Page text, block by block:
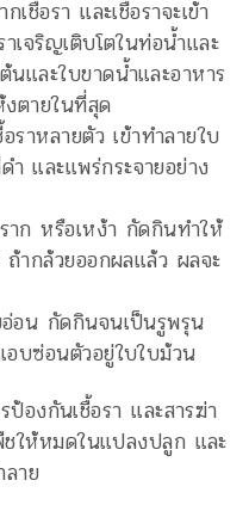
เชื้อรา และเชื้อราจะเข้า
เจริญเติบโตในท่อน้ำและ
และใบขาดน้ำและอาหาร
ตายในที่สุด
ราหลายตัว เข้าทำลายใบ
และแพร่กระจายอย่าง
าก หรือเหง้า กัดกินทำให้
ากล้วยออกผลแล้ว ผลจะ
อ่อน กัดกินจนเป็นรูพรุน
บซ่อนตัวอยู่ใบใบม้วน
ป้องกันเชื้อรา และสารฆ่า
ให้หมดในแปลงปลูก และ
าย